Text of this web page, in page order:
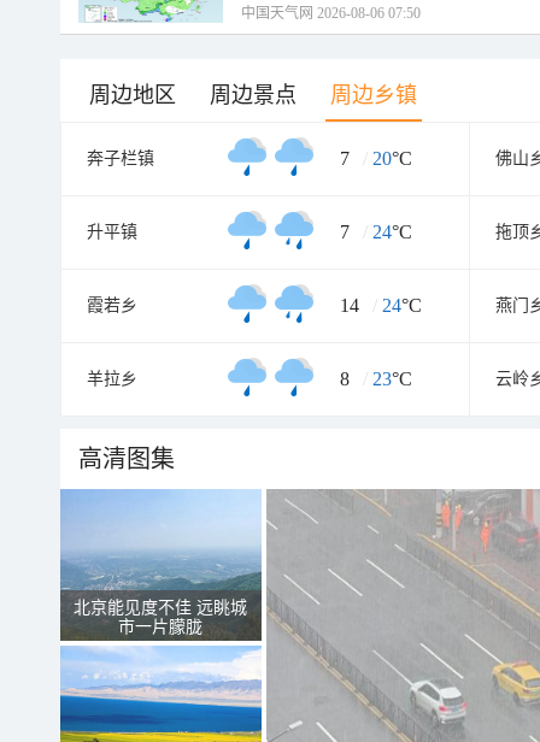
中国天气网 2026-08-06 07:50
周边地区 周边景点 周边乡镇
奔子栏镇 7 / 20°C 佛山
升平镇 7 / 24°C 拖顶
霞若乡 14 / 24°C 燕门
羊拉乡 8 / 23°C 云岭
高清图集
北京能见度不佳 远眺城
市一片朦胧